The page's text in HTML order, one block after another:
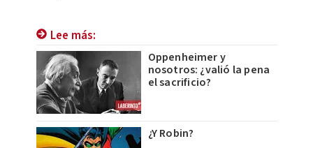
Lee más:
Oppenheimer y
nosotros: ¿valió la pena
el sacrificio?
¿Y Robin?